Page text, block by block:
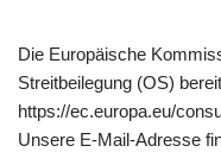
Die Europäische
Streitbeilegung (OS)
https://ec.europa.eu/
Unsere E-Mail-Adresse